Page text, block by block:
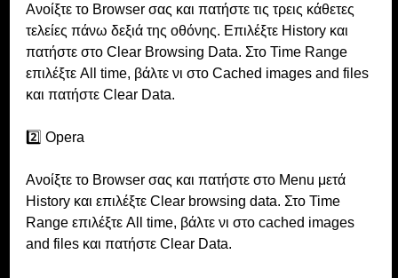
Ανοίξτε το Browser σας και πατήστε τις τρεις κάθετες
τελείες πάνω δεξιά της οθόνης. Επιλέξτε History και
πατήστε στο Clear Browsing Data. Στο Time Range
επιλέξτε All time, βάλτε νι στο Cached images and files
και πατήστε Clear Data.
2️⃣ Opera
Ανοίξτε το Browser σας και πατήστε στo Menu μετά
History και επιλέξτε Clear browsing data. Στο Time
Range επιλέξτε All time, βάλτε νι στο cached images
and files και πατήστε Clear Data.